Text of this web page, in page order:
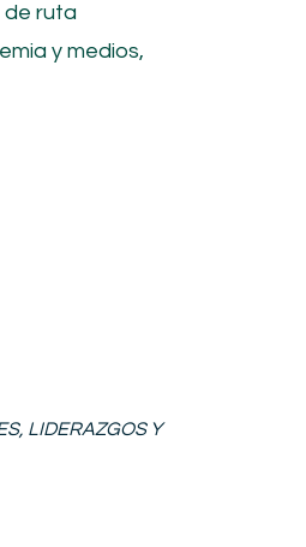
de ruta
y medios,
LIDERAZGOS Y